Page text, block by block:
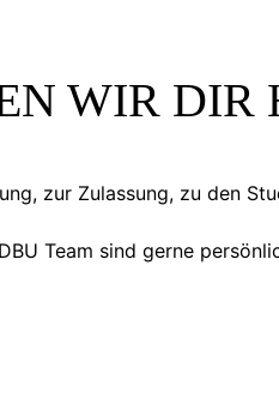
WIR DIR
zur Zulassung, zu den
Team sind gerne